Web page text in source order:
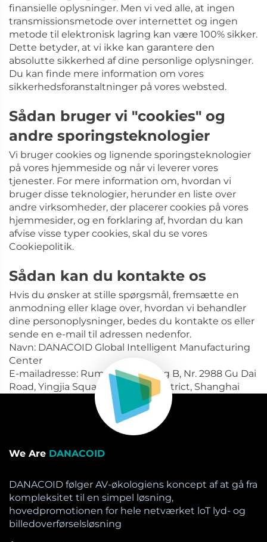
finansielle oplysninger. Men vi ved alle, at ingen
transmissionsmetode over internettet og ingen
metode til elektronisk lagring kan være 100% sikker.
Dette betyder, at vi ikke kan garantere den
absolutte sikkerhed af dine personlige oplysninger.
Du kan finde mere information om vores
sikkerhedsforanstaltninger på vores websted.
Sådan bruger vi "cookies" og
andre sporingsteknologier
Vi bruger cookies og lignende sporingsteknologier
på vores hjemmeside og når vi leverer vores
tjenester. For mere information om, hvordan vi
bruger disse teknologier, herunder en liste over
andre virksomheder, der placerer cookies på vores
hjemmesider, og en forklaring af, hvordan du kan
afvise visse typer cookies, skal du se vores
Cookiepolitik.
Sådan kan du kontakte os
Hvis du ønsker at stille spørgsmål, fremsætte en
anmodning eller klage over, hvordan vi behandler
dine personoplysninger, bedes du kontakte os eller
sende en e-mail til adressen nedenfor.
Navn: DANACOID Global Intelligent Manufacturing
Center
E-mailadresse: Rum 805, Bygning B, Nr. 2988 Gu Dai
Road, Yingjia Square, Minhang District, Shanghai
We Are DANACOID
DANACOID følger AV-økologiens koncept af at gå fra
kompleksitet til en simpel løsning,
hovedpromotionen for hele netværket loT lyd- og
billedoverførselsløsning